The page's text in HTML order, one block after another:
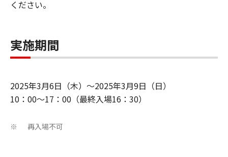
ください。
実施期間
2025年3月6日（木）～2025年3月9日（日）
10：00～17：00（最終入場16：30）
※ 再入場不可